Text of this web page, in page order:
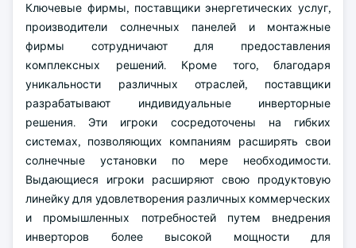
Ключевые фирмы, поставщики энергетических услуг,
производители солнечных панелей и монтажные
фирмы сотрудничают для предоставления
комплексных решений. Кроме того, благодаря
уникальности различных отраслей, поставщики
разрабатывают индивидуальные инверторные
решения. Эти игроки сосредоточены на гибких
системах, позволяющих компаниям расширять свои
солнечные установки по мере необходимости.
Выдающиеся игроки расширяют свою продуктовую
линейку для удовлетворения различных коммерческих
и промышленных потребностей путем внедрения
инверторов более высокой мощности для